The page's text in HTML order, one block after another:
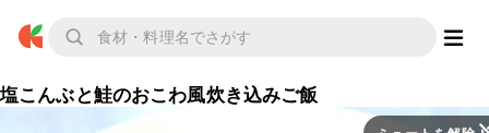
塩こんぶと鮭のおこわ風炊き込みご飯